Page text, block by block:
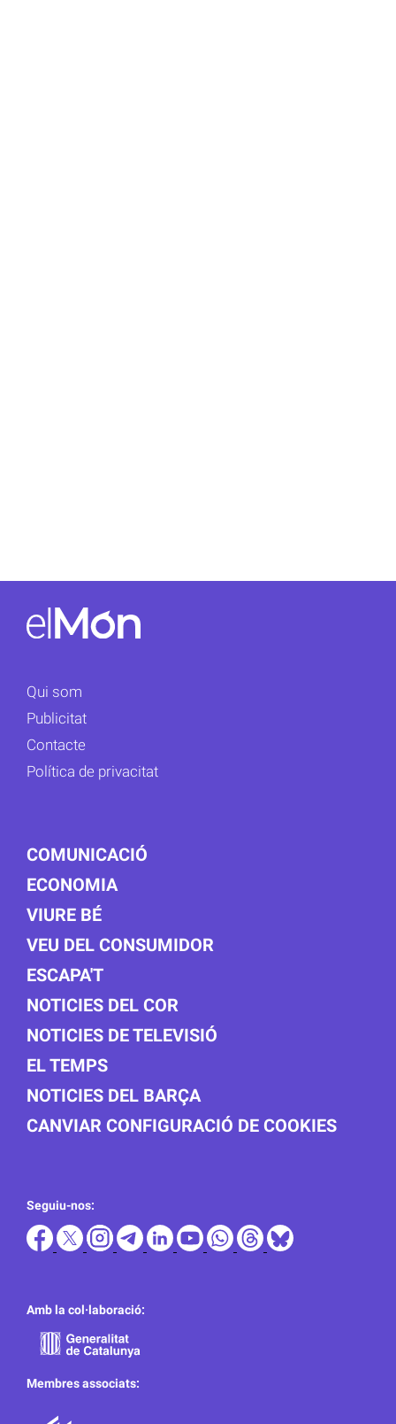
Qui som
Publicitat
Contacte
Política de privacitat
COMUNICACIÓ
ECONOMIA
VIURE BÉ
VEU DEL CONSUMIDOR
ESCAPA'T
NOTICIES DEL COR
NOTICIES DE TELEVISIÓ
EL TEMPS
NOTICIES DEL BARÇA
CANVIAR CONFIGURACIÓ DE COOKIES
Seguiu-nos:
Amb la col·laboració:
Membres associats: